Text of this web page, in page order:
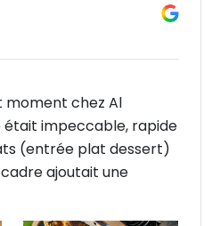
moment chez Al
était impeccable, rapide
(entrée plat dessert)
ajoutait une